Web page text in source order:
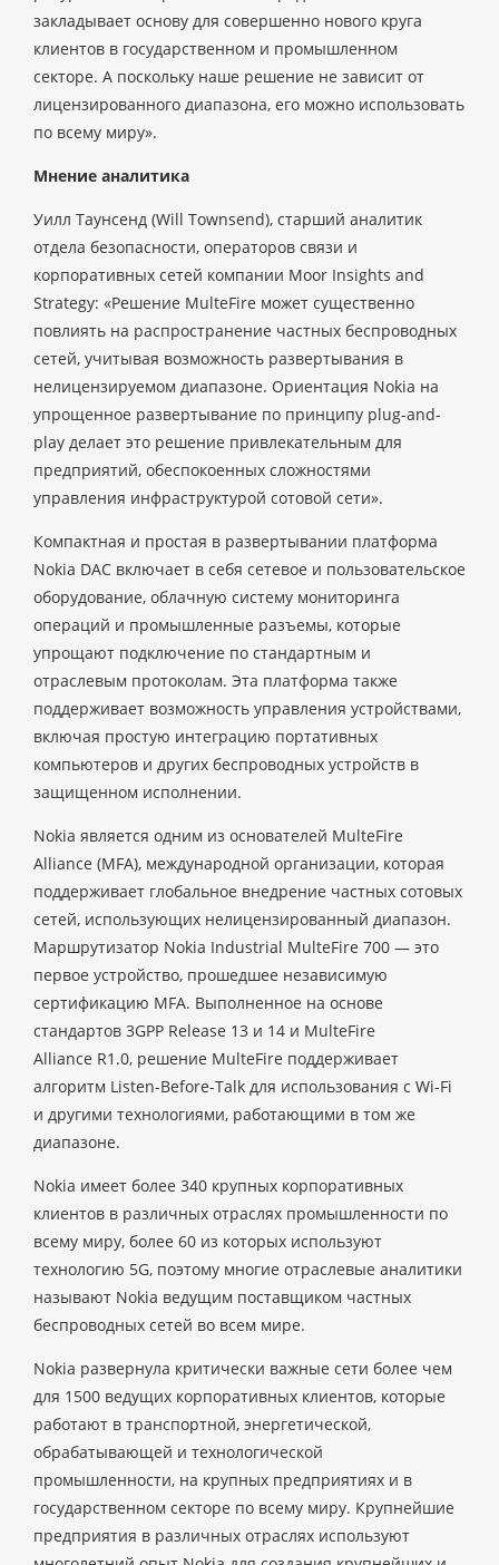
закладывает основу для совершенно нового круга
клиентов в государственном и промышленном
секторе. А поскольку наше решение не зависит от
лицензированного диапазона, его можно использовать
по всему миру».
Мнение аналитика
Уилл Таунсенд (Will Townsend), старший аналитик
отдела безопасности, операторов связи и
корпоративных сетей компании Moor Insights and
Strategy: «Решение MulteFire может существенно
повлиять на распространение частных беспроводных
сетей, учитывая возможность развертывания в
нелицензируемом диапазоне. Ориентация Nokia на
упрощенное развертывание по принципу plug-and-
play делает это решение привлекательным для
предприятий, обеспокоенных сложностями
управления инфраструктурой сотовой сети».
Компактная и простая в развертывании платформа
Nokia DAC включает в себя сетевое и пользовательское
оборудование, облачную систему мониторинга
операций и промышленные разъемы, которые
упрощают подключение по стандартным и
отраслевым протоколам. Эта платформа также
поддерживает возможность управления устройствами,
включая простую интеграцию портативных
компьютеров и других беспроводных устройств в
защищенном исполнении.
Nokia является одним из основателей MulteFire
Alliance (MFA), международной организации, которая
поддерживает глобальное внедрение частных сотовых
сетей, использующих нелицензированный диапазон.
Маршрутизатор Nokia Industrial MulteFire 700 — это
первое устройство, прошедшее независимую
сертификацию MFA. Выполненное на основе
стандартов 3GPP Release 13 и 14 и MulteFire
Alliance R1.0, решение MulteFire поддерживает
алгоритм Listen-Before-Talk для использования с Wi-Fi
и другими технологиями, работающими в том же
диапазоне.
Nokia имеет более 340 крупных корпоративных
клиентов в различных отраслях промышленности по
всему миру, более 60 из которых используют
технологию 5G, поэтому многие отраслевые аналитики
называют Nokia ведущим поставщиком частных
беспроводных сетей во всем мире.
Nokia развернула критически важные сети более чем
для 1500 ведущих корпоративных клиентов, которые
работают в транспортной, энергетической,
обрабатывающей и технологической
промышленности, на крупных предприятиях и в
государственном секторе по всему миру. Крупнейшие
предприятия в различных отраслях используют